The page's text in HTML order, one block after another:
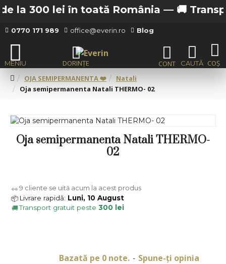
300 lei în toată România — 🚚
0770 171 989 office@everin.ro Blog
OJA SEMIPERMANENTA ❤️
Natali
Oja semipermanenta Natali THERMO- 02
Oja semipermanenta Natali THERMO-
02
Bazată pe 0 note. - Spune-ţi opinia
👀 9 cliente se uită acum la acest produs
📦 Livrare rapidă: Luni, 10 August
🚚Transport gratuit peste 300 lei